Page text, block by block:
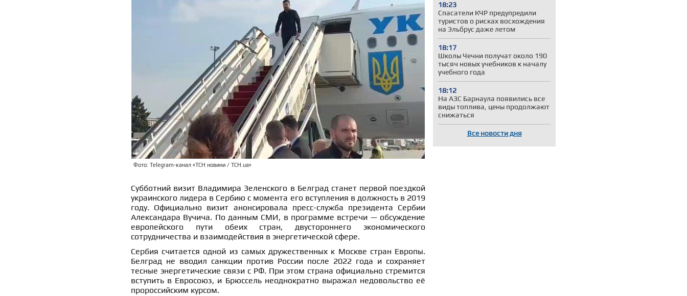
18:23
Спасатели КЧР предупредили
туристов о рисках восхождения
на Эльбрус даже летом
18:17
Школы Чечни получат около 190
тысяч новых учебников к началу
учебного года
18:12
На АЗС Барнаула появились все
виды топлива, цены продолжают
снижаться
Все новости дня
Фото: Telegram-канал «ТСН новини / ТСН.ua»
Субботний визит Владимира Зеленского в Белград станет первой поездкой
украинского лидера в Сербию с момента его вступления в должность в 2019
году. Официально визит анонсировала пресс-служба президента Сербии
Александара Вучича. По данным СМИ, в программе встречи — обсуждение
европейского пути обеих стран, двустороннего экономического
сотрудничества и взаимодействия в энергетической сфере.
Сербия считается одной из самых дружественных к Москве стран Европы.
Белград не вводил санкции против России после 2022 года и сохраняет
тесные энергетические связи с РФ. При этом страна официально стремится
вступить в Евросоюз, и Брюссель неоднократно выражал недовольство её
пророссийским курсом.